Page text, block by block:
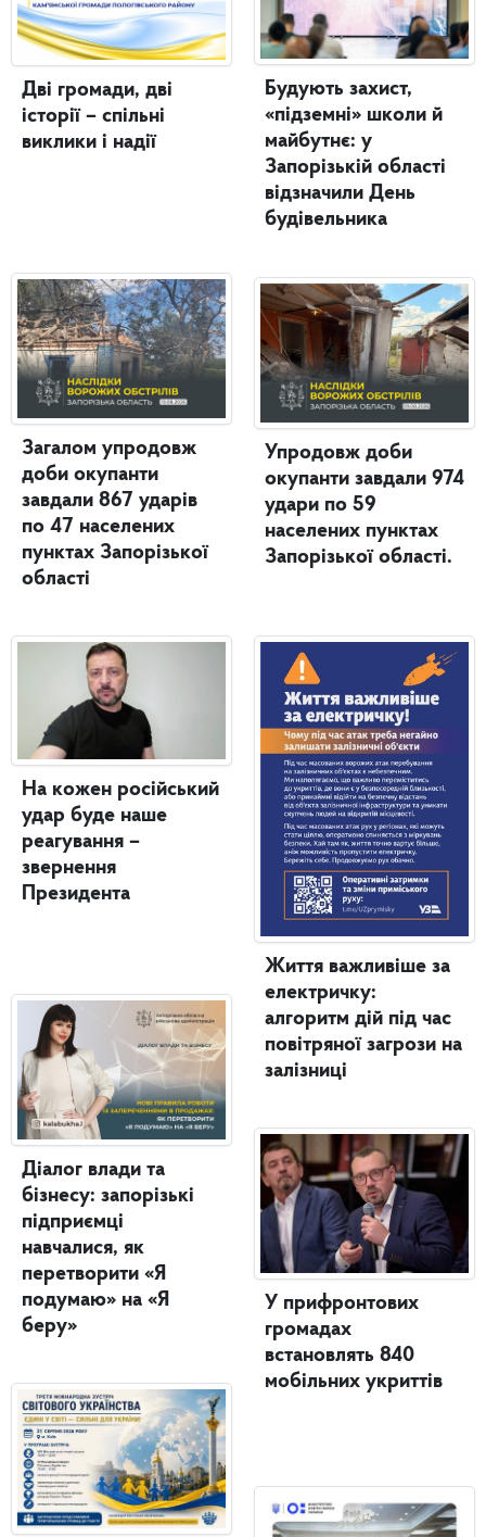
Дві громади, дві
історії – спільні
виклики і надії
Загалом упродовж
доби окупанти
завдали 867 ударів
по 47 населених
пунктах Запорізької
області
На кожен російський
удар буде наше
реагування –
звернення
Президента
Діалог влади та
бізнесу: запорізькі
підприємці
навчалися, як
перетворити «Я
подумаю» на «Я
беру»
Будують захист,
«підземні» школи й
майбутнє: у
Запорізькій області
відзначили День
будівельника
Упродовж доби
окупанти завдали 974
удари по 59
населених пунктах
Запорізької області.
Життя важливіше за
електричку:
алгоритм дій під час
повітряної загрози на
залізниці
У прифронтових
громадах
встановлять 840
мобільних укриттів